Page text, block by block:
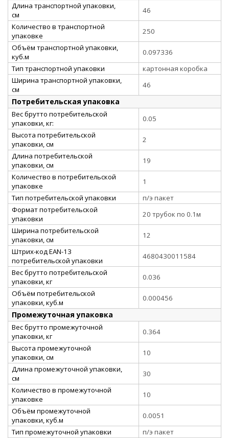
Длина транспортной упаковки,
см
46
Количество в транспортной
упаковке
250
Объём транспортной упаковки,
куб.м
0.097336
Тип транспортной упаковки
картонная коробка
Ширина транспортной упаковки,
см
46
Потребительская упаковка
Вес брутто потребительской
упаковки, кг:
0.05
Высота потребительской
упаковки, см
2
Длина потребительской
упаковки, см
19
Количество в потребительской
упаковке
1
Тип потребительской упаковки
п/э пакет
Формат потребительской
упаковки
20 трубок по 0.1м
Ширина потребительской
упаковки, см
12
Штрих-код EAN-13
потребительской упаковки
4680430011584
Вес брутто потребительской
упаковки, кг
0.036
Объём потребительской
упаковки, куб.м
0.000456
Промежуточная упаковка
Вес брутто промежуточной
упаковки, кг
0.364
Высота промежуточной
упаковки, см
10
Длина промежуточной упаковки,
см
30
Количество в промежуточной
упаковке
10
Объём промежуточной
упаковки, куб.м
0.0051
Тип промежуточной упаковки
п/э пакет